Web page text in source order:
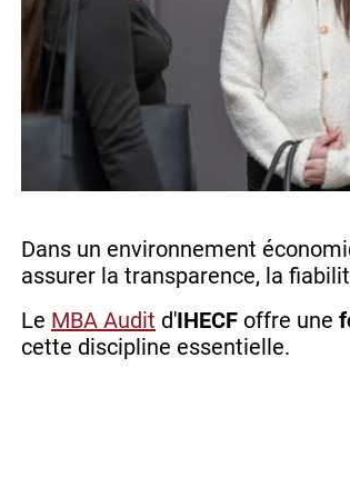
Dans un environnement
assurer la transparence, la
Le MBA Audit d'IHECF offre une
cette discipline essentielle.